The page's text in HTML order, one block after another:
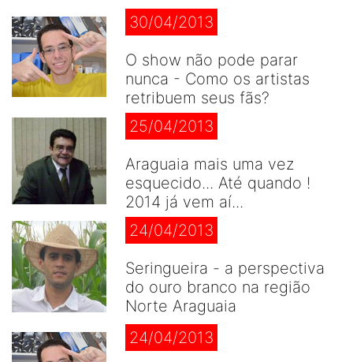
30/04/2013
O show não pode parar
nunca - Como os artistas
retribuem seus fãs?
25/04/2013
Araguaia mais uma vez
esquecido... Até quando !
2014 já vem aí...
24/04/2013
Seringueira - a perspectiva
do ouro branco na região
Norte Araguaia
24/04/2013